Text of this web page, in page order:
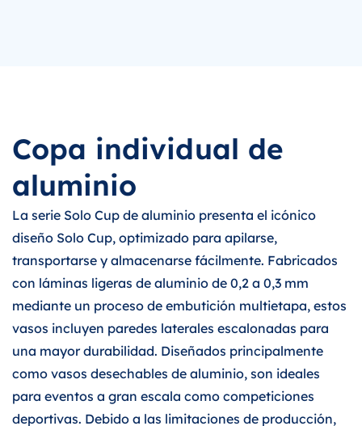
Copa individual de
aluminio
La serie Solo Cup de aluminio presenta el icónico
diseño Solo Cup, optimizado para apilarse,
transportarse y almacenarse fácilmente. Fabricados
con láminas ligeras de aluminio de 0,2 a 0,3 mm
mediante un proceso de embutición multietapa, estos
vasos incluyen paredes laterales escalonadas para
una mayor durabilidad. Diseñados principalmente
como vasos desechables de aluminio, son ideales
para eventos a gran escala como competiciones
deportivas. Debido a las limitaciones de producción,